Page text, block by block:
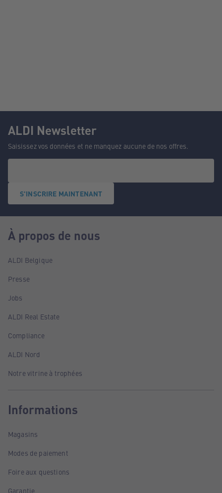
ALDI Newsletter
Saisissez vos données et ne manquez aucune de nos offres.
S'INSCRIRE MAINTENANT
À propos de nous
ALDI Belgique
Presse
Jobs
ALDI Real Estate
Compliance
ALDI Nord
Notre vitrine à trophées
Informations
Magasins
Modes de paiement
Foire aux questions
Garantie